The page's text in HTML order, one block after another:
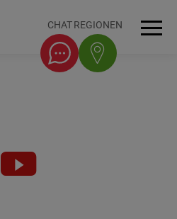
CHAT REGIONEN
Video
abspielen